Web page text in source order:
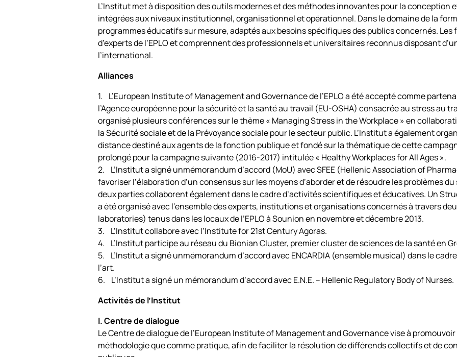
L’Institut met à disposition des outils modernes et des méthodes innovantes pour la conception
intégrées aux niveaux institutionnel, organisationnel et opérationnel. Dans le domaine de la
programmes éducatifs sur mesure, adaptés aux besoins spécifiques des publics concernés.
d’experts de l’EPLO et comprennent des professionnels et universitaires reconnus disposant
l’international.
Alliances
1. L’European Institute of Management and Governance de l’EPLO a été accepté comme
l’Agence européenne pour la sécurité et la santé au travail (EU-OSHA) consacrée au stress au
organisé plusieurs conférences sur le thème « Managing Stress in the Workplace » en
la Sécurité sociale et de la Prévoyance sociale pour le secteur public. L’Institut a également
distance destiné aux agents de la fonction publique et fondé sur la thématique de cette
prolongé pour la campagne suivante (2016-2017) intitulée « Healthy Workplaces for All Ages ».
2. L’Institut a signé unmémorandum d’accord (MoU) avec SFEE (Hellenic Association of
favoriser l’élaboration d’un consensus sur les moyens d’aborder et de résoudre les problèmes
deux parties collaborent également dans le cadre d’activités scientifiques et éducatives. Un
a été organisé avec l’ensemble des experts, institutions et organisations concernés à travers
laboratories) tenus dans les locaux de l’EPLO à Sounion en novembre et décembre 2013.
3. L’Institut collabore avec l’Institute for 21st Century Agoras.
4. L’Institut participe au réseau du Bionian Cluster, premier cluster de sciences de la santé en
5. L’Institut a signé unmémorandum d’accord avec ENCARDIA (ensemble musical) dans le
l’art.
6. L’Institut a signé un mémorandum d’accord avec E.N.E. – Hellenic Regulatory Body of Nurses.
Activités de l’Institut
I. Centre de dialogue
Le Centre de dialogue de l’European Institute of Management and Governance vise à
méthodologie que comme pratique, afin de faciliter la résolution de différends collectifs et de